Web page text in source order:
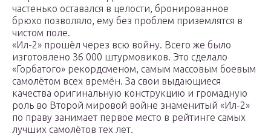
частенько оставался в целости, бронированное
брюхо позволяло, ему без проблем приземлятся в
чистом поле.
«Ил-2» прошёл через всю войну. Всего же было
изготовлено 36 000 штурмовиков. Это сделало
«Горбатого» рекордсменом, самым массовым боевым
самолётом всех времён. За свои выдающиеся
качества оригинальную конструкцию и громадную
роль во Второй мировой войне знаменитый «Ил-2»
по праву занимает первое место в рейтинге самых
лучших самолётов тех лет.